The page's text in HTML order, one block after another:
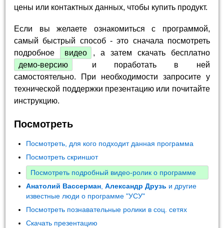
цены или контактных данных, чтобы купить продукт.
Если вы желаете ознакомиться с программой,
самый быстрый способ - это сначала посмотреть
подробное
видео
, а затем скачать бесплатно
демо-версию
и поработать в ней
самостоятельно. При необходимости запросите у
технической поддержки презентацию или почитайте
инструкцию.
Посмотреть
Посмотреть, для кого подходит данная программа
Посмотреть скриншот
Посмотреть подробный видео-ролик о программе
Анатолий Вассерман ,Александр Друзь и другие
известные люди о программе "УСУ"
Посмотреть познавательные ролики в соц. сетях
Скачать презентацию